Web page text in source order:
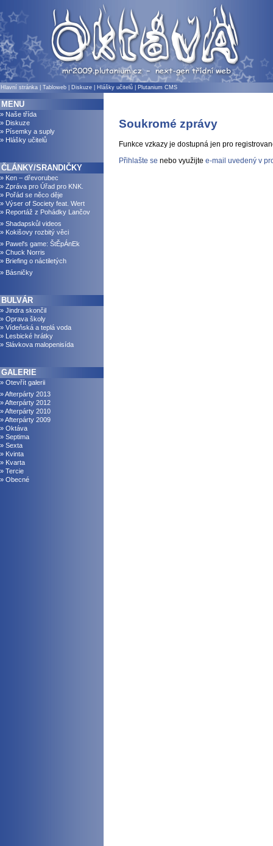
Hlavní stránka Tabloweb Diskuze Hlášky učitelů Plutanium CMS
MENU
» Naše třída
» Diskuze
» Písemky a suply
» Hlášky učitelů
ČLÁNKY/SRANDIČKY
» Ken – dřevorubec
» Zpráva pro Úřad pro KNK.
» Pořád se něco děje
» Výser of Society feat. Wert
» Reportáž z Pohádky Lančov
» Shadapskůl videos
» Kokišovy rozbitý věci
» Pawel's game: ŠtĚpÁnEk
» Chuck Norris
» Briefing o náctiletých
» Básničky
BULVÁR
» Jindra skončil
» Oprava školy
» Vídeňská a teplá voda
» Lesbické hrátky
» Slávkova malopenisída
GALERIE
» Otevřít galerii
» Afterpárty 2013
» Afterpárty 2012
» Afterpárty 2010
» Afterpárty 2009
» Oktáva
» Septima
» Sexta
» Kvinta
» Kvarta
» Tercie
» Obecné
Soukromé zprávy
Funkce vzkazy je dostupná jen pro
Přihlašte se nebo využijte e-mail uvedený v